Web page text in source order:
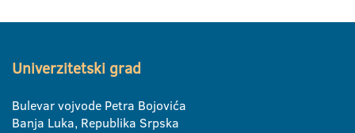
Univerzitetski grad
Bulevar vojvode Petra Bojovića
Banja Luka, Republika Srpska